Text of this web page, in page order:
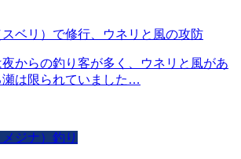
ベリ）で修行、ウネリと風の攻防
からの釣り客が多く、ウネリと風があ
瀬は限られていました…
ジナ）釣り